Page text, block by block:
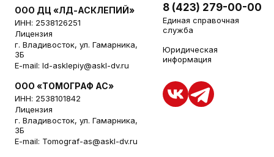
ООО ДЦ «ЛД-АСКЛЕПИЙ»
ИНН: 2538126251
Лицензия
г. Владивосток, ул. Гамарника,
3Б
E-mail: ld-asklepiy@askl-dv.ru
ООО «ТОМОГРАФ АС»
ИНН: 2538101842
Лицензия
г. Владивосток, ул. Гамарника,
3Б
E-mail: Tomograf-as@askl-dv.ru
8 (423) 279-00-00
Единая справочная
служба
Юридическая
информация